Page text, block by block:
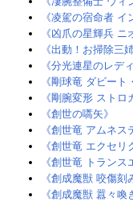
《凌駕の宿命者 イ
《凶爪の星輝兵 ニ
《出動！お掃除三
《分光連星のレデ
《剛球竜 ダビート
《剛腕変形 ストロ
《創世の嚆矢》
《創世竜 アムネス
《創世竜 エクセリ
《創世竜 トランス
《創成魔獣 咬傷刻
《創成魔獣 囂々喚